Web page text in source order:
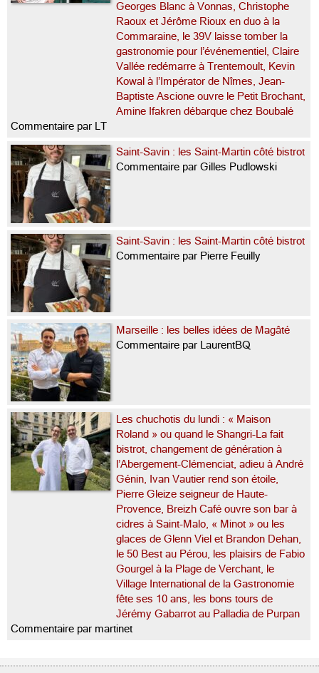
Georges Blanc à Vonnas, Christophe
Raoux et Jérôme Rioux en duo à la
Commaraine, le 39V laisse tomber la
gastronomie pour l’événementiel, Claire
Vallée redémarre à Trentemoult, Kevin
Kowal à l’Impérator de Nîmes, Jean-
Baptiste Ascione ouvre le Petit Brochant,
Amine Ifakren débarque chez Boubalé
Commentaire par LT
Saint-Savin : les Saint-Martin côté bistrot
Commentaire par Gilles Pudlowski
Saint-Savin : les Saint-Martin côté bistrot
Commentaire par Pierre Feuilly
Marseille : les belles idées de Magâté
Commentaire par LaurentBQ
Les chuchotis du lundi : « Maison
Roland » ou quand le Shangri-La fait
bistrot, changement de génération à
l’Abergement-Clémenciat, adieu à André
Génin, Ivan Vautier rend son étoile,
Pierre Gleize seigneur de Haute-
Provence, Breizh Café ouvre son bar à
cidres à Saint-Malo, « Minot » ou les
glaces de Glenn Viel et Brandon Dehan,
le 50 Best au Pérou, les plaisirs de Fabio
Gourgel à la Plage de Verchant, le
Village International de la Gastronomie
fête ses 10 ans, les bons tours de
Jérémy Gabarrot au Palladia de Purpan
Commentaire par martinet